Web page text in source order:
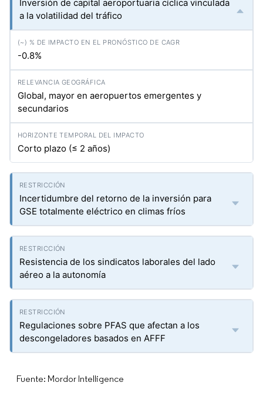
Inversión de capital aeroportuaria cíclica vinculada
a la volatilidad del tráfico
-0.8%
Global, mayor en aeropuertos emergentes y
secundarios
Corto plazo (≤ 2 años)
Incertidumbre del retorno de la inversión para
GSE totalmente eléctrico en climas fríos
Resistencia de los sindicatos laborales del lado
aéreo a la autonomía
Regulaciones sobre PFAS que afectan a los
descongeladores basados en AFFF
Fuente: Mordor Intelligence